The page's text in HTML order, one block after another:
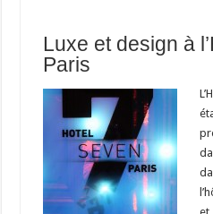
Luxe et design à
Paris